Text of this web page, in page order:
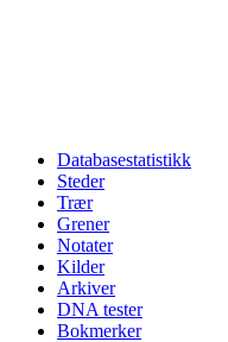
Databasestatistikk
Steder
Trær
Grener
Notater
Kilder
Arkiver
DNA tester
Bokmerker